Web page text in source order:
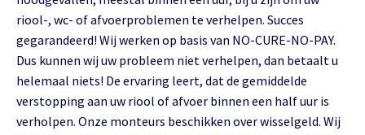
riool-, wc- of afvoerproblemen te verhelpen. Succes
gegarandeerd! Wij werken op basis van NO-CURE-NO-PAY.
Dus kunnen wij uw probleem niet verhelpen, dan betaalt u
helemaal niets! De ervaring leert, dat de gemiddelde
verstopping aan uw riool of afvoer binnen een half uur is
verholpen. Onze monteurs beschikken over wisselgeld. Wij